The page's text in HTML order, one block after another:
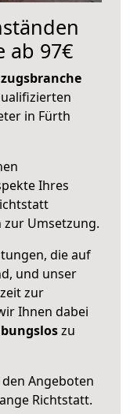
ab 97€
in Fürth
Ihres
zur Umsetzung.
die auf
und unser
zur
Ihnen dabei
zu
den Angeboten
Richtstatt.